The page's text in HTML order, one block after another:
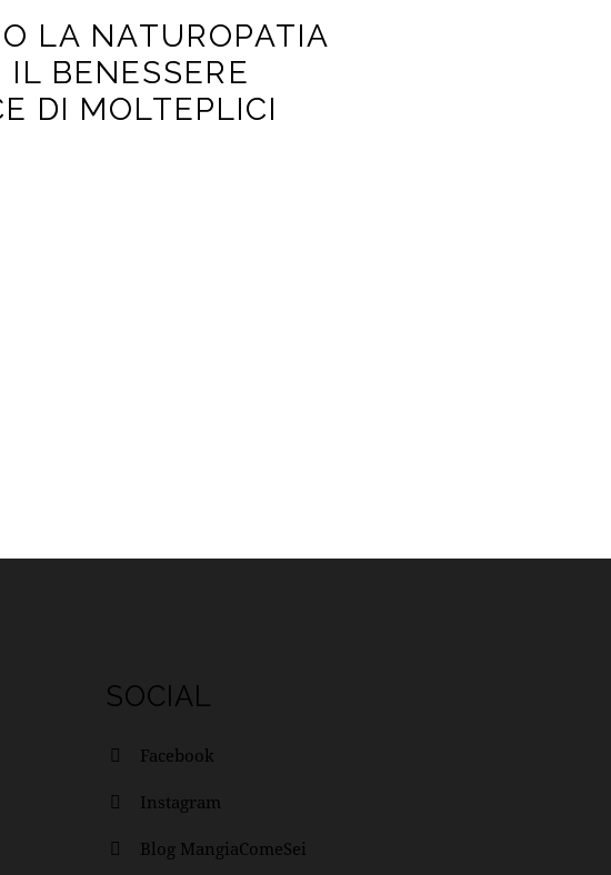
LA NATUROPATIA
BENESSERE
DI MOLTEPLICI
SOCIAL
Facebook
Instagram
Blog MangiaComeSei